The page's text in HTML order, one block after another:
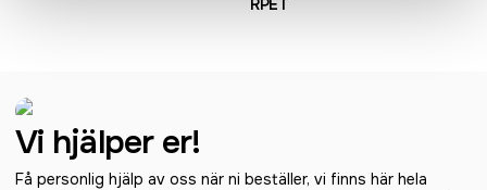
Vi hjälper er!
Få personlig hjälp av oss när ni beställer, vi finns här hela